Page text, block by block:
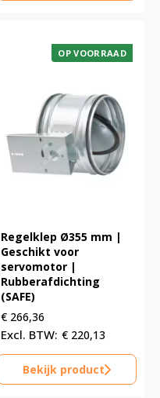
OP VOORRAAD
Regelklep Ø355 mm |
Geschikt voor
servomotor |
Rubberafdichting
(SAFE)
€ 266,36
€ 220,13
Bekijk product